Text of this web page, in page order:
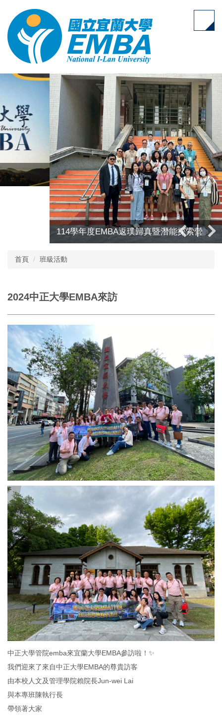
主
要
內
114學年度EMBA返璞歸真暨潛能探索營
首頁 班級活動
2024中正大學EMBA來訪
中正大學管院emba來宜蘭大學EMBA參訪啦！✨
我們迎來了來自中正大學EMBA的尊貴訪客
由本校人文及管理學院賴院長Jun-wei Lai
與本專班陳執行長
帶領著大家